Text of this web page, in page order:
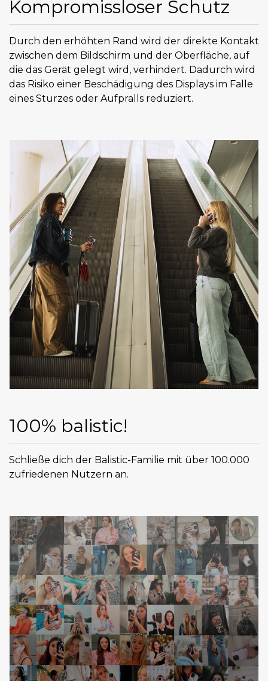
Kompromissloser Schutz
Durch den erhöhten Rand wird der direkte Kontakt
zwischen dem Bildschirm und der Oberfläche, auf
die das Gerät gelegt wird, verhindert. Dadurch wird
das Risiko einer Beschädigung des Displays im Falle
eines Sturzes oder Aufpralls reduziert.
100% balistic!
Schließe dich der Balistic-Familie mit über 100.000
zufriedenen Nutzern an.